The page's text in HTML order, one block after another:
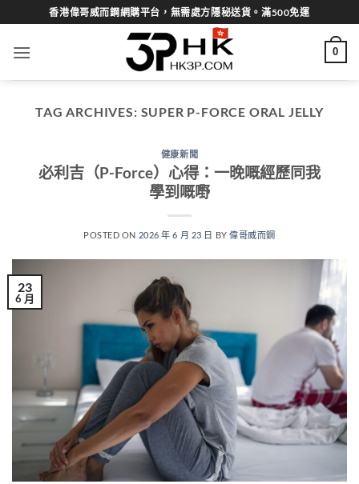
to
content
香港偉哥威而鋼網購平台，無需處方隱秘送貨。滿500免運
0
TAG ARCHIVES: SUPER P-FORCE ORAL JELLY
健康新聞
必利吉（P-Force）心得：一晚嘅經歷同我
學到嘅嘢
POSTED ON 2026 年 6 月 23 日 BY偉哥威而鋼
23
6 月